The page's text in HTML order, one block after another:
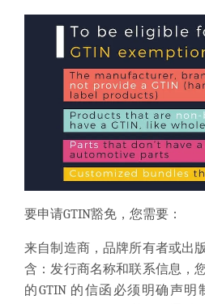
要申请GTIN豁免，您需要：
来自制造商，品牌所有者或出
含：发行商名称和联系信息，
的GTIN 的信函 必须明确声明